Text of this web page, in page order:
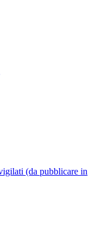
(da pubblicare in